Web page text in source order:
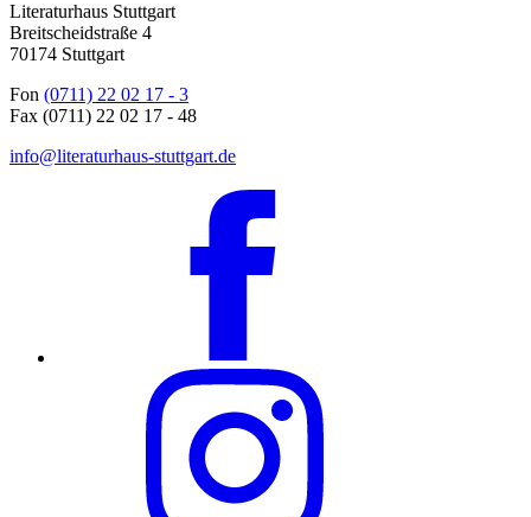
Literaturhaus Stuttgart
Breitscheidstraße 4
70174 Stuttgart
Fon (0711) 22 02 17 - 3
Fax (0711) 22 02 17 - 48
info@literaturhaus-stuttgart.de